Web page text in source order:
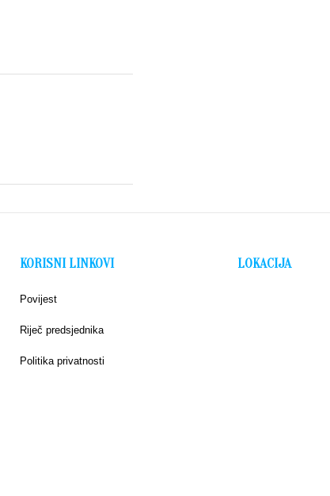
KORISNI LINKOVI
Povijest
Riječ predsjednika
Politika privatnosti
LOKACIJA